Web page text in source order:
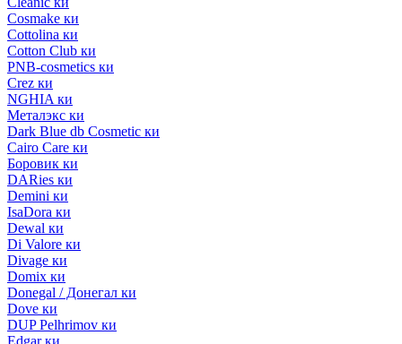
Cosmake ки
Cottolina ки
Cotton Club ки
PNB-cosmetics ки
Crez ки
NGHIA ки
Металэкс ки
Dark Blue db Cosmetic ки
Cairo Care ки
Боровик ки
DARies ки
Demini ки
IsaDora ки
Dewal ки
Di Valore ки
Divage ки
Domix ки
Donegal / Донегал ки
Dove ки
DUP Pelhrimov ки